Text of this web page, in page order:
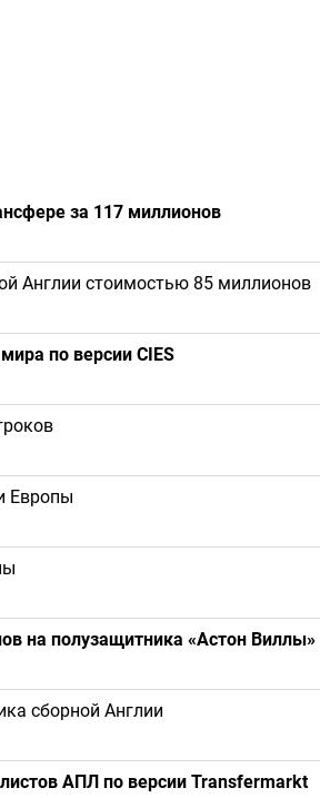
за 117 миллионов
Англии стоимостью 85 миллионов
по версии CIES
Европы
на полузащитника «Астон Виллы»
сборной Англии
АПЛ по версии Transfermarkt